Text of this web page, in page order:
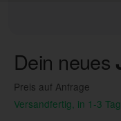
Dein neues
Preis auf Anfrage
Versandfertig, in 1-3